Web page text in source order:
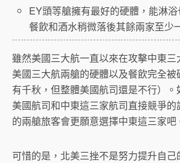
EY頭等艙擁有最好的硬體，能淋
餐飲和酒水稍微落後其餘兩家至少
雖然美國三大航一直以來在攻擊中東
美國三大航兩艙的硬體以及餐飲完全
有千秋，但整體美國航司還是不行）
美國航司和中東這三家航司直接競爭
的兩艙旅客會更願意選擇中東這三家吧
可惜的是，北美三挫不是努力提升自